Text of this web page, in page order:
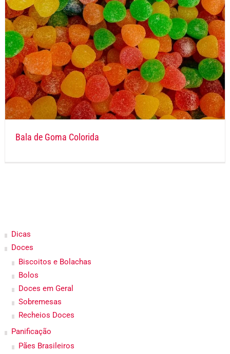
Bala de Goma Colorida
Dicas
Doces
Biscoitos e Bolachas
Bolos
Doces em Geral
Sobremesas
Recheios Doces
Panificação
Pães Brasileiros